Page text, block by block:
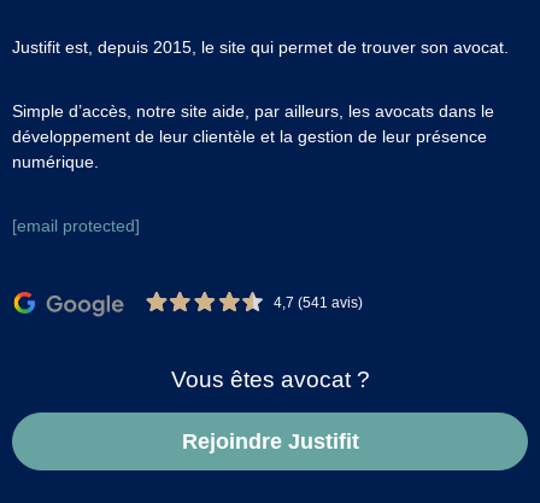
Justifit est, depuis 2015, le site qui permet de trouver son avocat.
Simple d’accès, notre site aide, par ailleurs, les avocats dans le
développement de leur clientèle et la gestion de leur présence
numérique.
[email protected]
4,7 (541 avis)
Vous êtes avocat ?
Rejoindre Justifit